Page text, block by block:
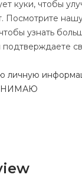
куки, чтобы
Посмотрите
узнать
личную